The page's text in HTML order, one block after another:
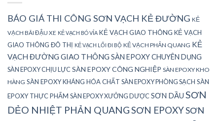
BÁO GIÁ THI CÔNG SƠN VẠCH KẺ ĐƯỜNG KẺ
VẠCH BÃI ĐẬU XE KẺ VẠCH BÓ VỈA KẺ VẠCH GIAO THÔNG KẺ VẠCH
GIAO THÔNG ĐÔ THỊ KẺ VẠCH LỐI ĐI BỘ KẺ VẠCH PHẢN QUANG KẺ
VẠCH ĐƯỜNG GIAO THÔNG SÀN EPOXY CHUYÊN DỤNG
SÀN EPOXY CHỊU LỰCSÀN EPOXY CÔNG NGHIỆP SÀN EPOXY KHO
HÀNG SÀN EPOXY KHÁNG HÓA CHẤT SÀN EPOXY PHÒNG SẠCH SÀN
EPOXY THỰC PHẨM SÀN EPOXY XƯỞNG DƯỢCSƠN DẦU SƠN
DẺO NHIỆT PHẢN QUANGSƠN EPOXYSƠN